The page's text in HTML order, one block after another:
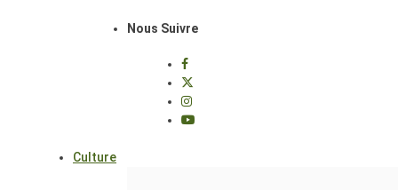
Nous Suivre
Culture